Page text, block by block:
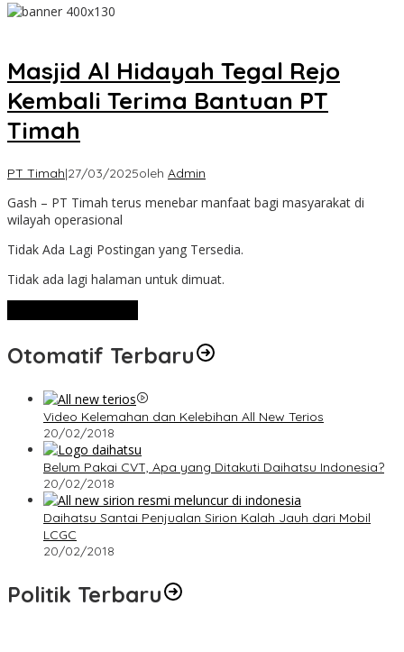
Masjid Al Hidayah Tegal Rejo
Kembali Terima Bantuan PT
Timah
PT Timah|27/03/2025oleh Admin
Gash – PT Timah terus menebar manfaat bagi masyarakat di
wilayah operasional
Tidak Ada Lagi Postingan yang Tersedia.
Tidak ada lagi halaman untuk dimuat.
Otomatif Terbaru
Video Kelemahan dan Kelebihan All New Terios
20/02/2018
Belum Pakai CVT, Apa yang Ditakuti Daihatsu Indonesia?
20/02/2018
Daihatsu Santai Penjualan Sirion Kalah Jauh dari Mobil
LCGC
20/02/2018
Politik Terbaru